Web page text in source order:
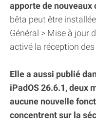
apporte de
bêta peut être
Général > Mise à jour
activé la réception
Elle a aussi publié
iPadOS 26.6.1, deux
aucune nouvelle
concentrent sur la